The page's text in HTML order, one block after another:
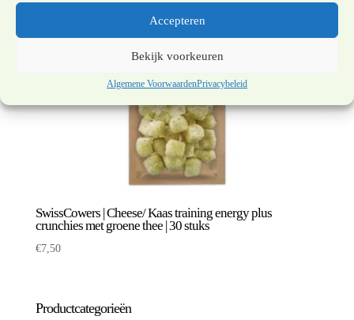
Accepteren
Bekijk voorkeuren
Algemene VoorwaardenPrivacybeleid
SwissCowers | Cheese/ Kaas training energy plus
crunchies met groene thee | 30 stuks
€7,50
Productcategorieën